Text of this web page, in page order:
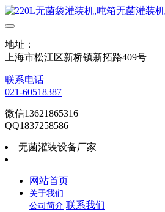
地址：
上海市松江区新桥镇新拓路409号
联系电话
021-60518387
微信13621865316
QQ1837258586
无菌灌装设备厂家
网站首页
关于我们
公司简介 联系我们